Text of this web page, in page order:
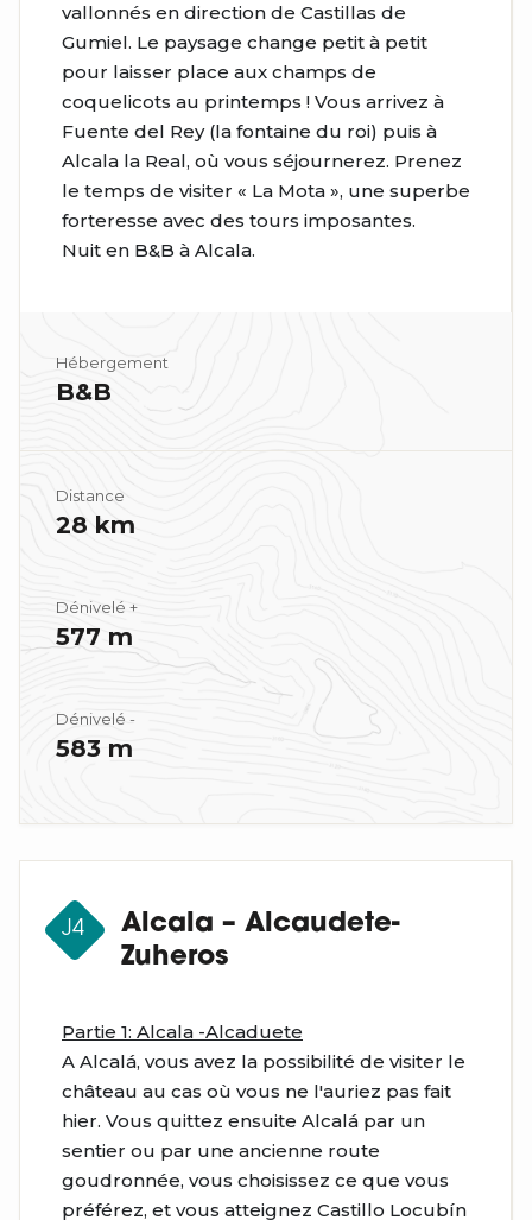
vallonnés en direction de Castillas de
Gumiel. Le paysage change petit à petit
pour laisser place aux champs de
coquelicots au printemps ! Vous arrivez à
Fuente del Rey (la fontaine du roi) puis à
Alcala la Real, où vous séjournerez. Prenez
le temps de visiter « La Mota », une superbe
forteresse avec des tours imposantes.
Nuit en B&B à Alcala.
Hébergement
B&B
Distance
28 km
Dénivelé +
577 m
Dénivelé -
583 m
J4
Alcala – Alcaudete-
Zuheros
Partie 1: Alcala -Alcaduete
A Alcalá, vous avez la possibilité de visiter le
château au cas où vous ne l'auriez pas fait
hier. Vous quittez ensuite Alcalá par un
sentier ou par une ancienne route
goudronnée, vous choisissez ce que vous
préférez, et vous atteignez Castillo Locubín